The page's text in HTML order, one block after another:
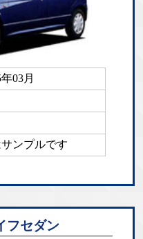
03月
ンプルです
フセダン